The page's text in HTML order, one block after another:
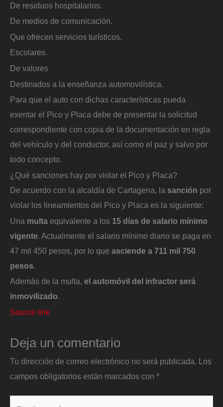
De residuos hospitalarios.
De medios de comunicación.
Que ofrecen servicios turísticos.
Escolares.
De valores
Destinados a la enseñanza automovilística.
Para que el auto con dichas características pueda
exentar el Pico y Placa debe de presentar la solicitud
correspondiente con copia de la documentación en regla
del vehículo y del conductor, así como el paz y salvo por
todo concepto.
¿Qué sanciones hay por violar el Pico y Placa?
De acuerdo con la alcaldía de Cartagena, la sanción por
violar los lineamientos del Pico y Placa es la siguiente:
Una multa equivalente a los 15 días de salario mínimo
vigente. Actualmente el salario mínimo diario se paga en
47 mil 450 pesos, por lo que asciende a 711 mil 750
pesos.
Además de la multa, el automóvil del infractor será
inmovilizado.
Source link
Deja un comentario
Tu dirección de correo electrónico no será publicada. Los
campos obligatorios están marcados con *